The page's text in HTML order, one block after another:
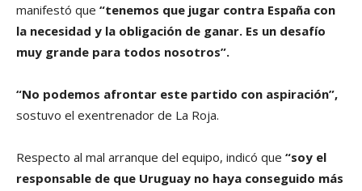
manifestó que “tenemos que jugar contra España con
la necesidad y la obligación de ganar. Es un desafío
muy grande para todos nosotros”.
“No podemos afrontar este partido con aspiración”,
sostuvo el exentrenador de La Roja.
Respecto al mal arranque del equipo, indicó que “soy el
responsable de que Uruguay no haya conseguido más